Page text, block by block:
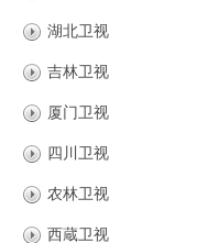
湖北卫视
吉林卫视
厦门卫视
四川卫视
农林卫视
西蔵卫视